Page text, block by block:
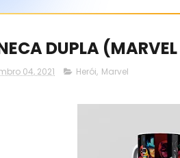
DUPLA
04, 2021 Herói, Marvel